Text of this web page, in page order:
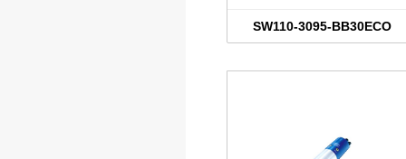
SW110-3095-BB30ECO